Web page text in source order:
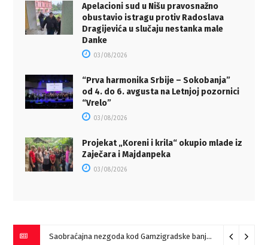
Apelacioni sud u Nišu pravosnažno
obustavio istragu protiv Radoslava
Dragijevića u slučaju nestanka male
Danke
03/08/2026
“Prva harmonika Srbije – Sokobanja”
od 4. do 6. avgusta na Letnjoj pozornici
“Vrelo”
03/08/2026
Projekat „Koreni i krila“ okupio mlade iz
Zaječara i Majdanpeka
03/08/2026
Saobraćajna nezgoda kod Gamzigradske banje 05/08/2026